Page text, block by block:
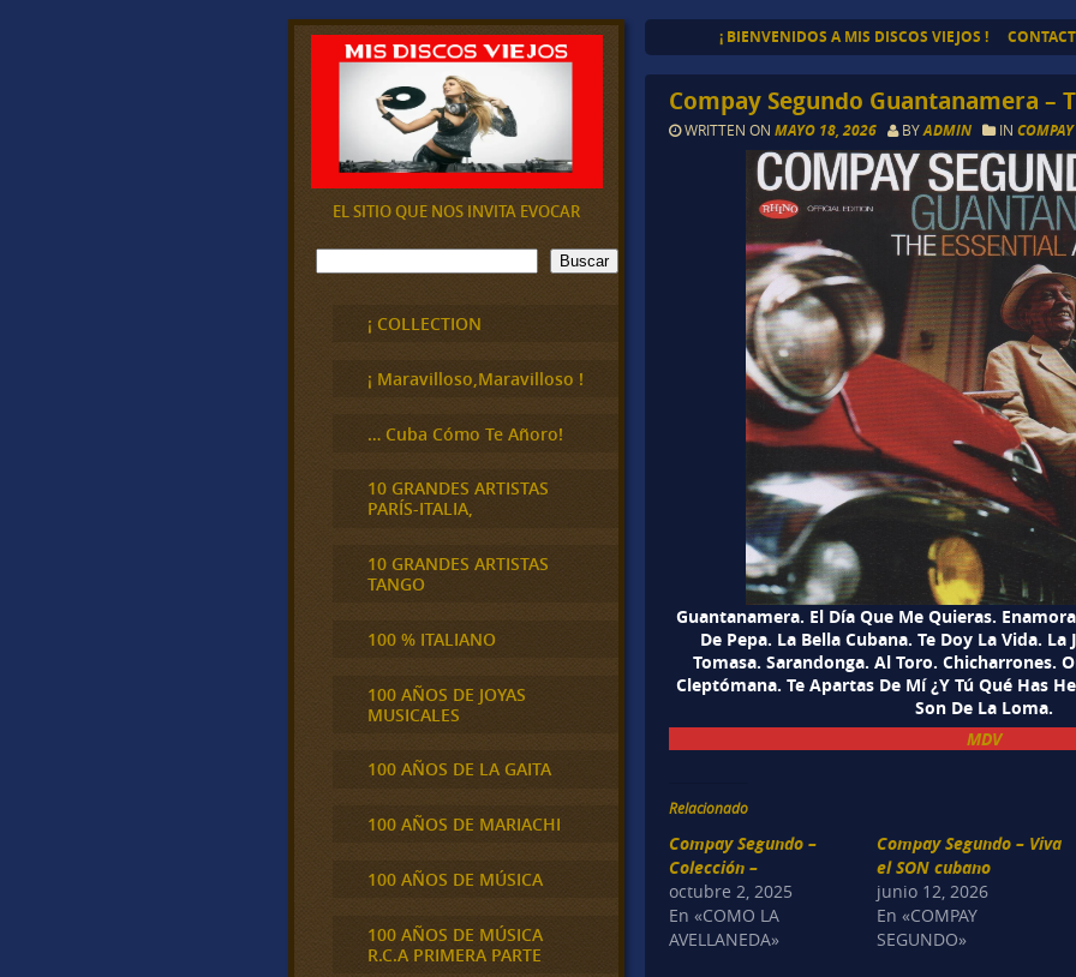
¡ BIENVENIDOS A MIS DISCOS VIEJOS !
Compay Segundo Guantanamera –
WRITTEN ONMAYO 18, 2026 BYADMIN IN
Guantanamera. El Día Que Me Quieras.
De Pepa. La Bella Cubana. Te Doy La Vida.
Tomasa. Sarandonga. Al Toro. Chicharrones.
Cleptómana. Te Apartas De Mí ¿Y Tú Qué Has
Son De La Loma.
MDV
Relacionado
Compay Segundo –
Colección –
octubre 2, 2025
En «COMO LA
AVELLANEDA»
Compay Segundo – Viva
el SON cubano
junio 12, 2026
En «COMPAY
SEGUNDO»
EL SITIO QUE NOS INVITA EVOCAR
B
u
Buscar
¡ COLLECTION
¡ Maravilloso,Maravilloso !
… Cuba Cómo Te Añoro!
10 GRANDES ARTISTAS
PARÍS-ITALIA,
10 GRANDES ARTISTAS
TANGO
100 % ITALIANO
100 AÑOS DE JOYAS
MUSICALES
100 AÑOS DE LA GAITA
100 AÑOS DE MARIACHI
100 AÑOS DE MÚSICA
100 AÑOS DE MÚSICA
R.C.A PRIMERA PARTE